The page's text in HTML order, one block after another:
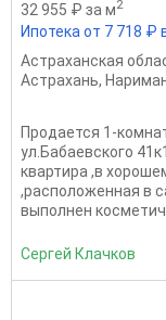
32 955 ₽ за м2
Ипотека от 7 718 ₽
Астраханская
Астрахань,
Продается 1-
ул.Бабаевского
квартира ,в
,расположенная в
выполнен
Сергей Клачков